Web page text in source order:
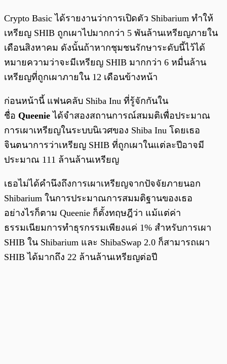
Crypto Basic ได้รายงานว่าการเปิดตัว Shibarium ทำให้
เหรียญ SHIB ถูกเผาไปมากกว่า 5 พันล้านเหรียญภายใน
เดือนสิงหาคม ดังนั้นถ้าหากชุมชนรักษาระดับนี้ไว้ได้
หมายความว่าจะมีเหรียญ SHIB มากกว่า 6 หมื่นล้าน
เหรียญที่ถูกเผาภายใน 12 เดือนข้างหน้า
ก่อนหน้านี้ แฟนคลับ Shiba Inu ที่รู้จักกันใน
ชื่อ Queenie ได้จำสองสถานการณ์สมมติเพื่อประมาณ
การเผาเหรียญในระบบนิเวศของ Shiba Inu โดยเธอ
จินตนาการว่าเหรียญ SHIB ที่ถูกเผาในแต่ละปีอาจมี
ประมาณ 111 ล้านล้านเหรียญ
เธอไม่ได้คำนึงถึงการเผาเหรียญจากปัจจัยภายนอก
Shibarium ในการประมาณการสมมติฐานของเธอ
อย่างไรก็ตาม Queenie ก็ตั้งทฤษฎีว่า แม้แต่ค่า
ธรรมเนียมการทำธุรกรรมเพียงแค่ 1% สำหรับการเผา
SHIB ใน Shibarium และ ShibaSwap 2.0 ก็สามารถเผา
SHIB ได้มากถึง 22 ล้านล้านเหรียญต่อปี